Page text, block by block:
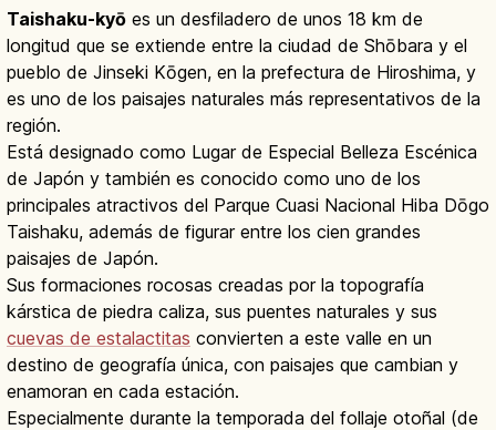
Taishaku-kyō es un desfiladero de unos 18 km de
longitud que se extiende entre la ciudad de Shōbara y el
pueblo de Jinseki Kōgen, en la prefectura de Hiroshima, y
es uno de los paisajes naturales más representativos de la
región.
Está designado como Lugar de Especial Belleza Escénica
de Japón y también es conocido como uno de los
principales atractivos del Parque Cuasi Nacional Hiba Dōgo
Taishaku, además de figurar entre los cien grandes
paisajes de Japón.
Sus formaciones rocosas creadas por la topografía
kárstica de piedra caliza, sus puentes naturales y sus
cuevas de estalactitas convierten a este valle en un
destino de geografía única, con paisajes que cambian y
enamoran en cada estación.
Especialmente durante la temporada del follaje otoñal (de